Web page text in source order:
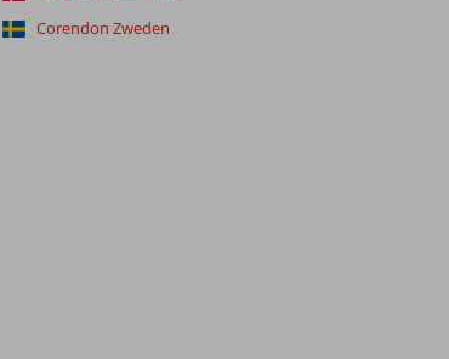
Corendon Zweden